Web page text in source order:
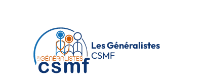
Les Généralistes
CSMF